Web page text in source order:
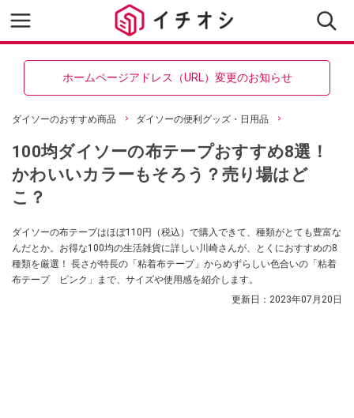
ホームページアドレス（URL）変更のお知らせ
ダイソーのおすすめ商品 ダイソーの便利グッズ・日用品
100均ダイソーの布テープおすすめ8選！
かわいいカラーもそろう？売り場はど
こ？
ダイソーの布テープはほぼ110円（税込）で購入できて、種類がとても豊富な
んだとか。お得な100均の生活雑貨に詳しい川崎さんが、とくにおすすめの8
種類を厳選！ 長さが特長の「粘着布テープ」からめずらしい色合いの「粘着
布テープ ピンク」まで、サイズや使用感を紹介します。
更新日： 2023年07月20日